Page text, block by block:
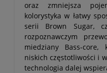
oraz zmniejsza
kolorystyka w łatwy
serii Brown Sugar,
rozpoznawczym
miedziany Bass-
niskich częstotliwości i
technologia dalej